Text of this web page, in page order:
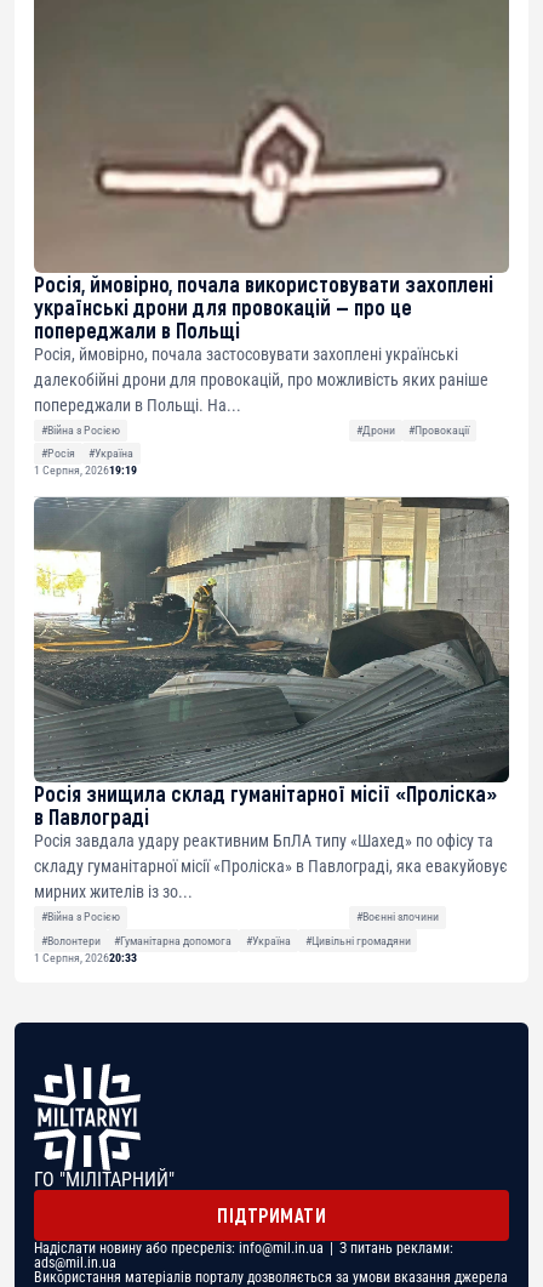
Росія, ймовірно, почала використовувати захоплені
українські дрони для провокацій — про це
попереджали в Польщі
Росія, ймовірно, почала застосовувати захоплені українські
далекобійні дрони для провокацій, про можливість яких раніше
попереджали в Польщі. На...
#Війна з Росією #Дрони
#Провокації
#Росія
#Україна
1 Серпня, 202619:19
Росія знищила склад гуманітарної місії «Проліска»
в Павлограді
Росія завдала удару реактивним БпЛА типу «Шахед» по офісу та
складу гуманітарної місії «Проліска» в Павлограді, яка евакуйовує
мирних жителів із зо...
#Війна з Росією
#Воєнні злочини
#Волонтери
#Гуманітарна допомога #Україна
#Цивільні громадяни
1 Серпня, 202620:33
ГО "МІЛІТАРНИЙ"
ПІДТРИМАТИ
Надіслати новину або пресреліз: info@mil.in.ua | З питань реклами:
ads@mil.in.ua
Використання матеріалів порталу дозволяється за умови вказання джерела